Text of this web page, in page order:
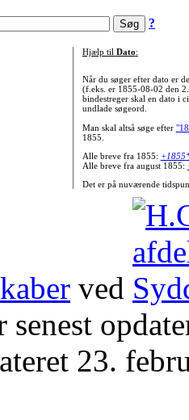
?
Hjælp til Dato:
Når du søger efter dato er
(f.eks. er 1855-08-02 den
bindestreger skal en dato i
undlade søgeord.
Man skal altså søge efter
1855.
Alle breve fra 1855:
Alle breve fra august 1855:
Det er på nuværende
ved
senest
23.